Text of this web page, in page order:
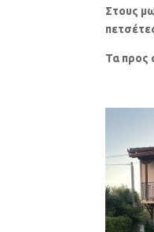
Στους
Τα προς